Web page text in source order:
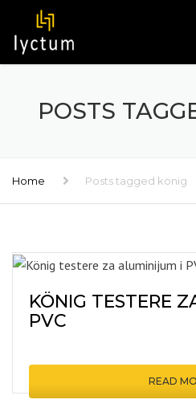
POSTS
Home Posts tagged könig
KÖNIG TESTERE
PVC
READ